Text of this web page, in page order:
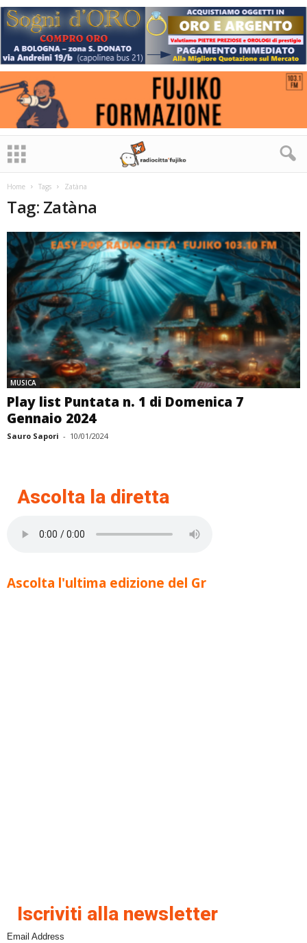
Home Tags Zatàna
Tag: Zatàna
MUSICA
Play list Puntata n. 1 di Domenica 7
Gennaio 2024
Sauro Sapori - 10/01/2024
Ascolta la diretta
Ascolta l'ultima edizione del Gr
Iscriviti alla newsletter
Email Address